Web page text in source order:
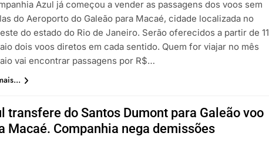
Azul já começou a vender as passagens dos voos sem
do Aeroporto do Galeão para Macaé, cidade localizada no
do estado do Rio de Janeiro. Serão oferecidos a partir de 11
dois voos diretos em cada sentido. Quem for viajar no mês
vai encontrar passagens por R$…
transfere do Santos Dumont para Galeão voo
Macaé. Companhia nega demissões